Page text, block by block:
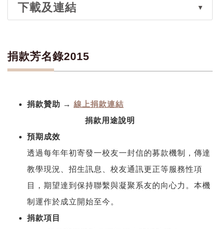
下載及連結
捐款芳名錄2015
捐款贊助 → 線上捐款連結
捐款用途說明
預期成效
透過每年年初寄發一校友一封信的募款機制，傳達
教學現況、招生訊息、校友通訊更正等服務性項
目，期望達到保持聯繫與凝聚系友的向心力。本機
制運作於成立開始至今。
捐款項目